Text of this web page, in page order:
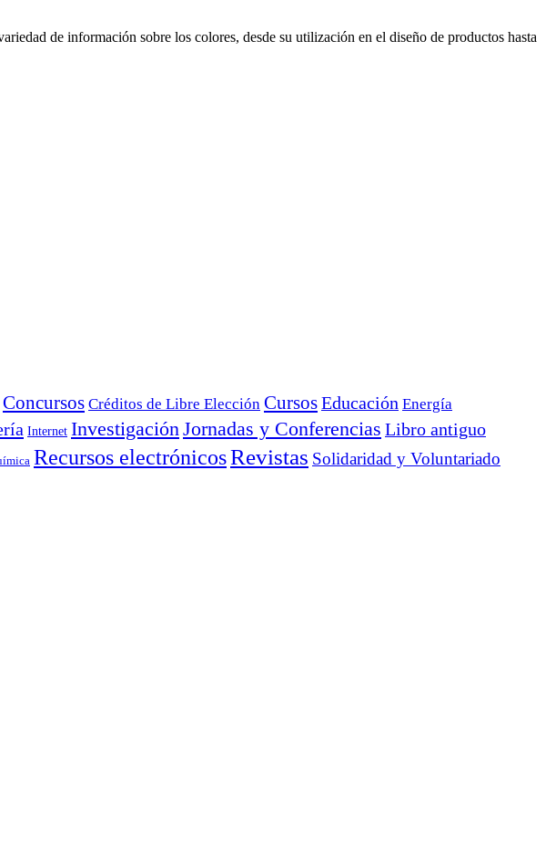
de información sobre los colores, desde su utilización en el diseño de productos hasta
Concursos Créditos de Libre Elección CursosEducación Energía
Internet Investigación Jornadas y Conferencias Libro antiguo
Recursos electrónicosRevistas Solidaridad y Voluntariado